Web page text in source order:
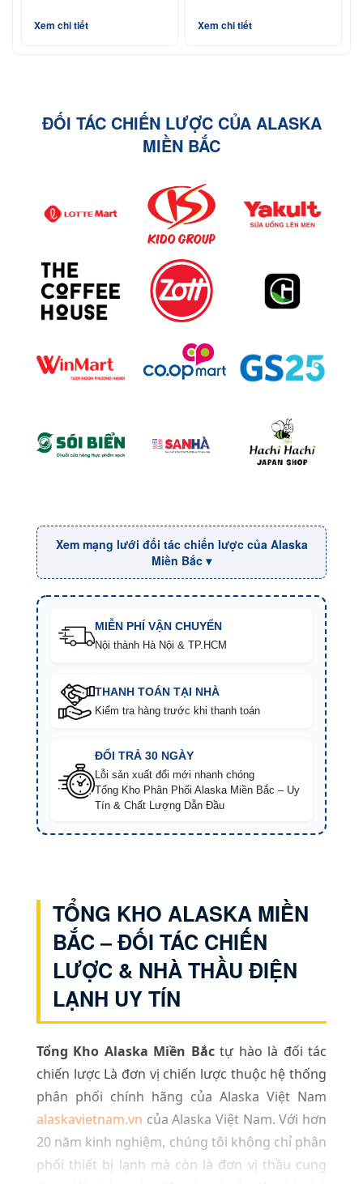
Xem chi tiết Xem chi tiết
ĐỐI TÁC CHIẾN LƯỢC CỦA ALASKA
MIỀN BẮC
Xem mạng lưới đối tác chiến lược của Alaska
Miền Bắc ▾
MIỄN PHÍ VẬN CHUYỂN
Nội thành Hà Nội & TP.HCM
THANH TOÁN TẠI NHÀ
Kiểm tra hàng trước khi thanh toán
ĐỔI TRẢ 30 NGÀY
Lỗi sản xuất đổi mới nhanh chóng
Tổng Kho Phân Phối Alaska Miền Bắc – Uy
Tín & Chất Lượng Dẫn Đầu
TỔNG KHO ALASKA MIỀN
BẮC – ĐỐI TÁC CHIẾN
LƯỢC & NHÀ THẦU ĐIỆN
LẠNH UY TÍN
Tổng Kho Alaska Miền Bắctự hào là đối tác
chiến lược Là đơn vị chiến lược thuộc hệ thống
phân phối chính hãng của Alaska Việt Nam
alaskavietnam.vn của Alaska Việt Nam. Với hơn
20 năm kinh nghiệm, chúng tôi không chỉ phân
phối thiết bị lạnh mà còn là đơn vị thầu cung